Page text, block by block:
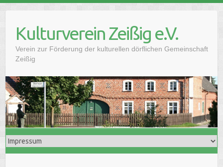
contentKulturverein Zeißig e.V.
Verein zur Förderung der kulturellen dörflichen Gemeinschaft
Zeißig